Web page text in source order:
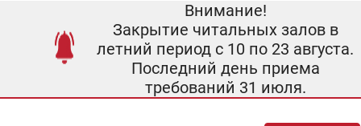
Внимание!
Закрытие читальных залов в
летний период с 10 по 23 августа.
Последний день приема
требований 31 июля.